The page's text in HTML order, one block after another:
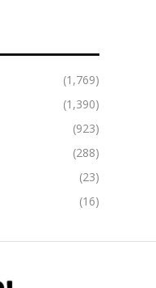
(1,769)
(1,390)
(923)
(288)
(23)
(16)